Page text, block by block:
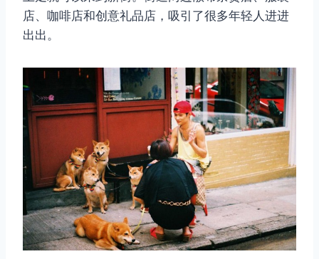
店、咖啡店和创意礼品店，吸引了很多年轻人进进
出出。